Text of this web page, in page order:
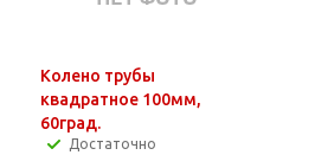
Колено трубы
квадратное 100мм,
60град.
Достаточно